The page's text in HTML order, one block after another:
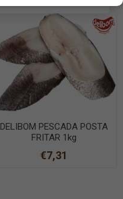
DELIBOM PESCADA POSTA
FRITAR 1kg
€7,31